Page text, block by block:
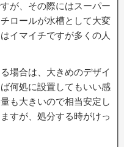
が、その際にはスーパー
ロールが水槽として大変
イマイチですが多くの人
場合は、大きめのデザイ
何処に設置してもいい感
も大きいので相当安定し
すが、処分する時がけっ